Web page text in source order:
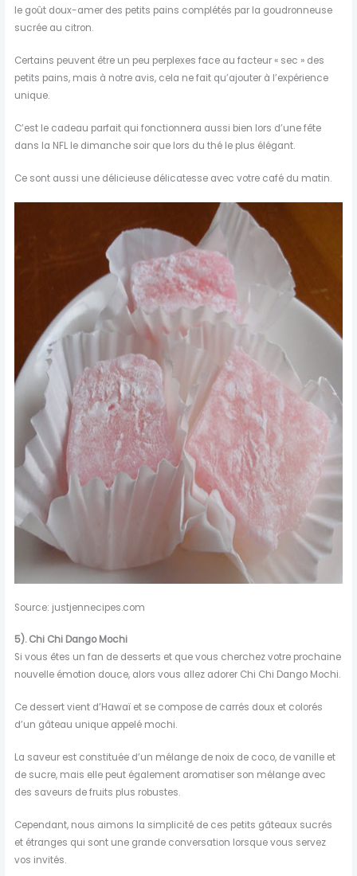
le goût doux-amer des petits pains complétés par la goudronneuse
sucrée au citron.
Certains peuvent être un peu perplexes face au facteur « sec » des
petits pains, mais à notre avis, cela ne fait qu’ajouter à l’expérience
unique.
C’est le cadeau parfait qui fonctionnera aussi bien lors d’une fête
dans la NFL le dimanche soir que lors du thé le plus élégant.
Ce sont aussi une délicieuse délicatesse avec votre café du matin.
Source: justjennecipes.com
5).Chi Chi Dango Mochi
Si vous êtes un fan de desserts et que vous cherchez votre prochaine
nouvelle émotion douce, alors vous allez adorer Chi Chi Dango Mochi.
Ce dessert vient d’Hawaï et se compose de carrés doux et colorés
d’un gâteau unique appelé mochi.
La saveur est constituée d’un mélange de noix de coco, de vanille et
de sucre, mais elle peut également aromatiser son mélange avec
des saveurs de fruits plus robustes.
Cependant, nous aimons la simplicité de ces petits gâteaux sucrés
et étranges qui sont une grande conversation lorsque vous servez
vos invités.